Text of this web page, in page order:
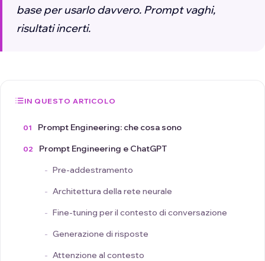
base per usarlo davvero. Prompt vaghi,
risultati incerti.
IN QUESTO ARTICOLO
Prompt Engineering: che cosa sono
Prompt Engineering e ChatGPT
Pre-addestramento
Architettura della rete neurale
Fine-tuning per il contesto di conversazione
Generazione di risposte
Attenzione al contesto